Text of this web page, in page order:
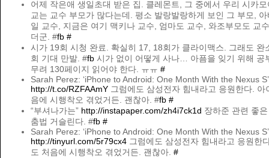
어제 작은애 생일초대 받은 집. 클레몬트, 그 중에서 우리 시카
교는 교수 부모가 많다는데. 평소 발랑발랑하게 보인 그 부모,
일 교수, 지금은 여기 맥키나 교수, 엄마도 교수, 와조부모도 교
더군. #fb #
시가 19회 시청 완료. 확실히 17, 18회가 클라이맥스. 그래도 완
회 기대 만발. #fb 시가 없이 어떻게 사나… 아픔을 잊기 위해 공
무려 130페이지 읽어야 한다. ㅠㅠ #
Sarah Perez: ‘iPhone to Android: One Month With the Nexus S’
http://t.co/RZFAAmY 그럼에도 삼성전자 힘내라고 응원한다. 아
음에 시행착오 겪었거든. 괜찮아. #fb #
“부셔나가는” http://instapaper.com/zh4i7ck1d 장하준 관련 좋
춤법 거슬린다. #fb #
Sarah Perez: ‘iPhone to Android: One Month With the Nexus S’
http://tinyurl.com/5r79cx4 그럼에도 삼성전자 힘내라고 응원한
도 처음에 시행착오 겪었거든. 괜찮아. #